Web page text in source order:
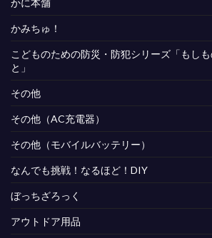
かみちゅ！
こどものための防災・防犯シリーズ「もし
と」
その他
その他（AC充電器）
その他（モバイルバッテリー）
なんでも挑戦！なるほど！DIY
ぼっちざろっく
アウトドア用品